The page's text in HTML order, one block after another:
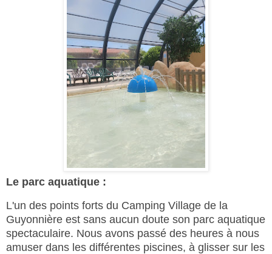
Le parc aquatique :
L'un des points forts du Camping Village de la
Guyonnière est sans aucun doute son parc aquatique
spectaculaire. Nous avons passé des heures à nous
amuser dans les différentes piscines, à glisser sur les